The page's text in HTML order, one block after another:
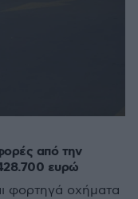
από την
ευρώ
φορτηγά οχήματα